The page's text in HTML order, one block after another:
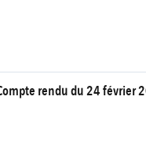
rendu du 24 février